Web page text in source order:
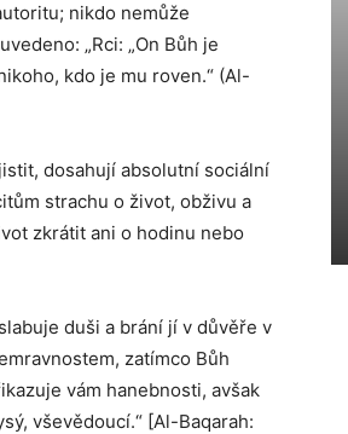
nikdo nemůže
„Rci: „On Bůh je
kdo je mu roven.“ (Al-
dosahují absolutní sociální
strachu o život, obživu a
zkrátit ani o hodinu nebo
duši a brání jí v důvěře v
zatímco Bůh
vám hanebnosti, avšak
vševědoucí.“ [Al-Baqarah: